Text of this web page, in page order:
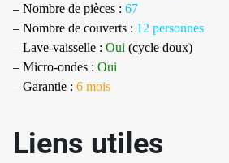
– Nombre de pièces : 67
– Nombre de couverts : 12 personnes
– Lave-vaisselle : Oui (cycle doux)
– Micro-ondes : Oui
– Garantie : 6 mois
Liens utiles